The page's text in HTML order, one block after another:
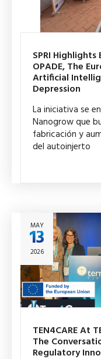
SPRI
OPADE, The
Artificial
Depression
La iniciativa se
Nanogrow que
fabricación y
del autoinjerto
MAY
13
2026
TEN4CARE At
The
Regulatory